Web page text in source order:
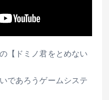
【ドミノ君をとめない
であろうゲームシステ